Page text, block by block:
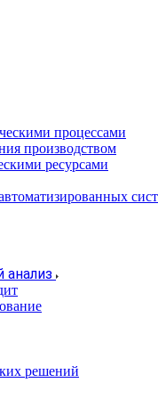
процессами
производством
ресурсами
анализ
решений